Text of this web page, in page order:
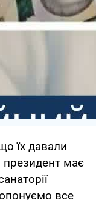
їх давали
має
все